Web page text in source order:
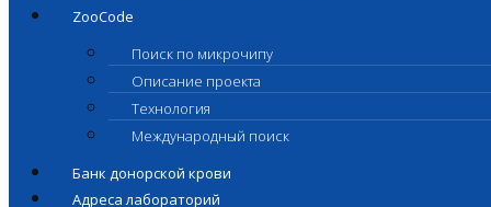
ZooCode
Поиск по микрочипу
Описание проекта
Технология
Международный поиск
Банк донорской крови
Адреса лабораторий